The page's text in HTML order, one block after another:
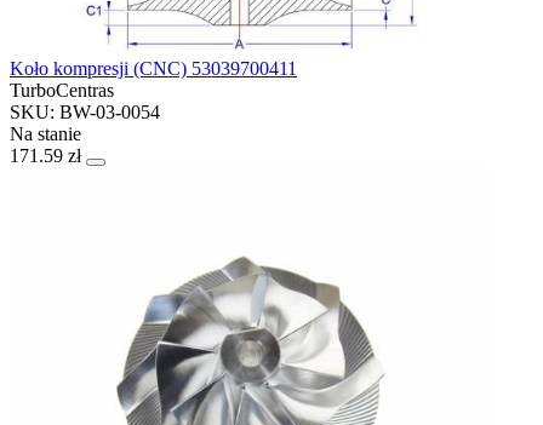
Koło kompresji (CNC) 53039700411
TurboCentras
SKU: BW-03-0054
Na stanie
171.59 zł